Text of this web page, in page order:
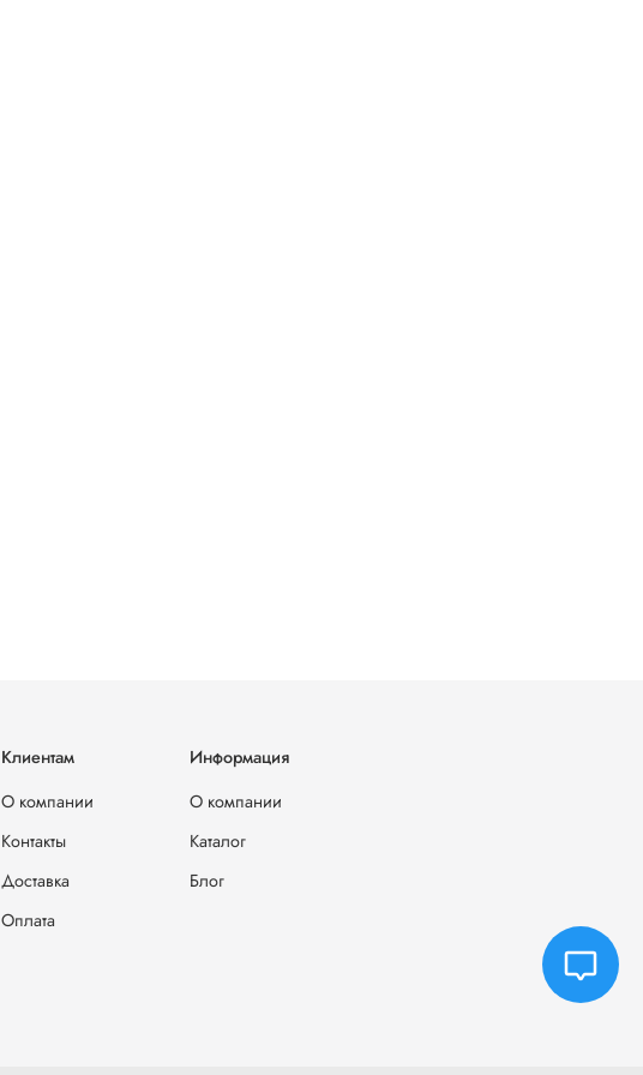
Клиентам
О компании
Контакты
Доставка
Оплата
Информация
О компании
Каталог
Блог